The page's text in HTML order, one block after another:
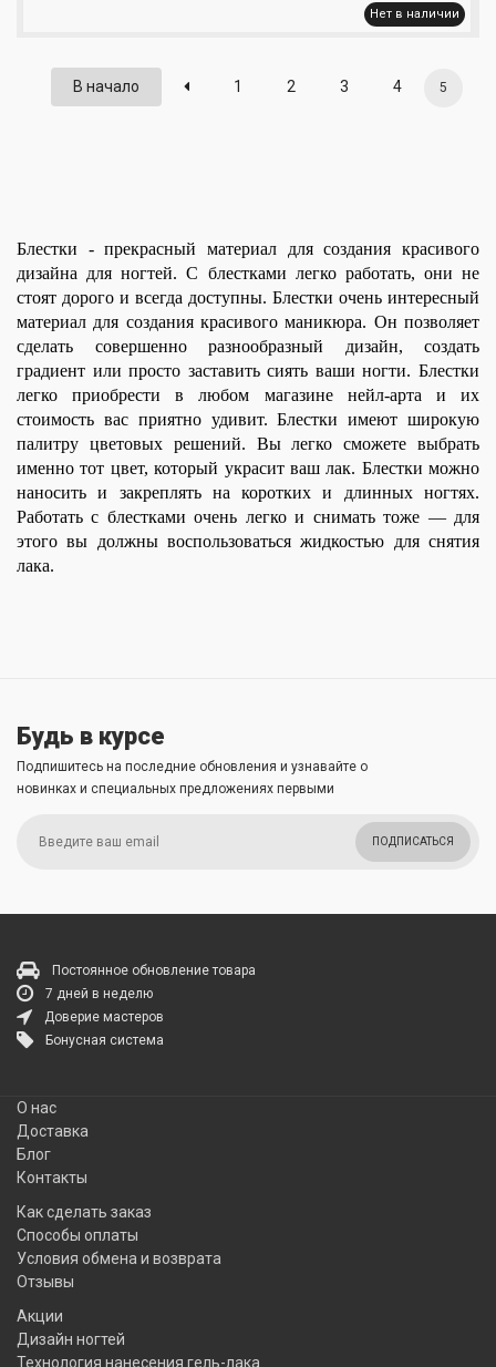
Нет в наличии
В начало 1 2 3 4 5
Блестки - прекрасный материал для создания красивого
дизайна для ногтей. С блестками легко работать, они не
стоят дорого и всегда доступны. Блестки очень интересный
материал для создания красивого маникюра. Он позволяет
сделать совершенно разнообразный дизайн, создать
градиент или просто заставить сиять ваши ногти. Блестки
легко приобрести в любом магазине нейл-арта и их
стоимость вас приятно удивит. Блестки имеют широкую
палитру цветовых решений. Вы легко сможете выбрать
именно тот цвет, который украсит ваш лак. Блестки можно
наносить и закреплять на коротких и длинных ногтях.
Работать с блестками очень легко и снимать тоже — для
этого вы должны воспользоваться жидкостью для снятия
лака.
Будь в курсе
Подпишитесь на последние обновления и узнавайте о
новинках и специальных предложениях первыми
ПОДПИСАТЬСЯ
Постоянное обновление товара
7 дней в неделю
Доверие мастеров
Бонусная система
О нас
Доставка
Блог
Контакты
Как сделать заказ
Способы оплаты
Условия обмена и возврата
Отзывы
Акции
Дизайн ногтей
Технология нанесения гель-лака